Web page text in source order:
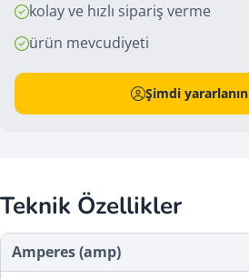
kolay ve hızlı sipariş verme
ürün mevcudiyeti
Şimdi yararlanın
Teknik Özellikler
Amperes (amp)